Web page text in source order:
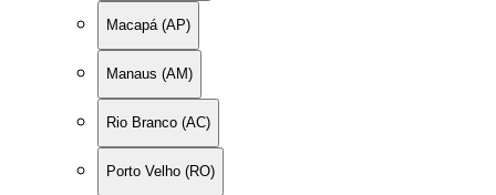
Macapá (AP)
Manaus (AM)
Rio Branco (AC)
Porto Velho (RO)